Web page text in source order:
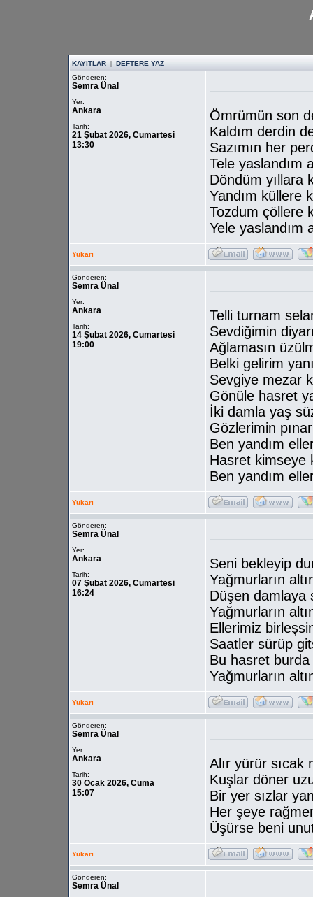
KAYITLAR | DEFTERE YAZ
Gönderen:
Semra Ünal
Yer:
Ankara
Tarih:
21 Şubat 2026, Cumartesi
13:30
Ömrümün son
Kaldım derdin
Sazımın her
Tele yaslandım
Döndüm yıllara
Yandım küllere
Tozdum çöllere
Yele yaslandım
Yukarı
Gönderen:
Semra Ünal
Yer:
Ankara
Tarih:
14 Şubat 2026, Cumartesi
19:00
Telli turnam
Sevdiğimin
Ağlamasın
Belki gelirim
Sevgiye mezar
Gönüle hasret
İki damla yaş
Gözlerimin
Ben yandım
Hasret kimseye
Ben yandım
Yukarı
Gönderen:
Semra Ünal
Yer:
Ankara
Tarih:
07 Şubat 2026, Cumartesi
16:24
Seni bekleyip
Yağmurların
Düşen damlaya
Yağmurların
Ellerimiz
Saatler sürüp
Bu hasret burda
Yağmurların
Yukarı
Gönderen:
Semra Ünal
Yer:
Ankara
Tarih:
30 Ocak 2026, Cuma
15:07
Alır yürür sıcak
Kuşlar döner
Bir yer sızlar
Her şeye
Üşürse beni
Yukarı
Gönderen:
Semra Ünal